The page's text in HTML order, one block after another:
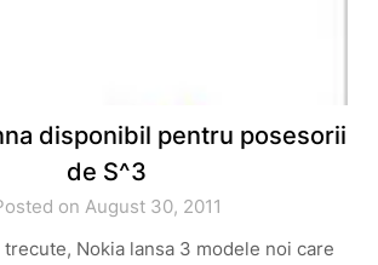
disponibil pentru posesorii
de S^3
on August 30, 2011
Nokia lansa 3 modele noi care